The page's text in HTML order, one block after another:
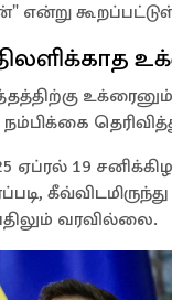
என்று
உக்ரைனும்
ஏப்ரல் 19
வரவில்லை.